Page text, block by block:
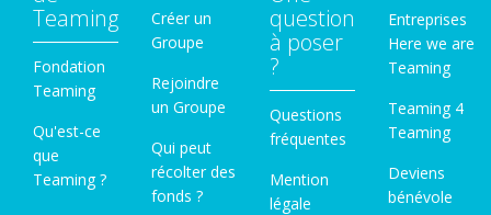
Teaming
Fondation
Teaming
Qu'est-ce
que
Teaming ?
Créer un
Groupe
Rejoindre
un Groupe
Qui peut
récolter des
fonds ?
question
à poser
?
Questions
fréquentes
Mention
légale
Entreprises
Here we are
Teaming
Teaming 4
Teaming
Deviens
bénévole